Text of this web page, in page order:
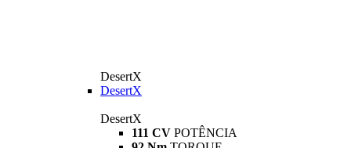
DesertX
DesertX
DesertX
111 CV POTÊNCIA